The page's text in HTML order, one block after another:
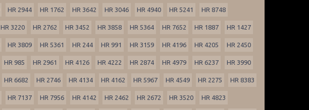
HR 2944 HR 1762 HR 3642 HR 3046 HR 4940 HR 5241 HR 8748
HR 3220 HR 2762 HR 3452 HR 3858 HR 5364 HR 7652 HR 1887 HR 1427
HR 3809 HR 5361 HR 244 HR 991 HR 3159 HR 4196 HR 4205 HR 2450
HR 985 HR 2961 HR 4126 HR 4222 HR 2874 HR 4979 HR 6237 HR 3990
HR 6682 HR 2746 HR 4134 HR 4162 HR 5967 HR 4549 HR 2275 HR 8383
HR 7137 HR 7956 HR 4142 HR 2462 HR 2672 HR 3520 HR 4823